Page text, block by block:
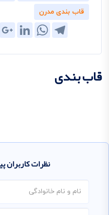
قاب بندی مدرن
LinkedIn
WhatsAppTelegram
قاب بندی
نظرات کاربران